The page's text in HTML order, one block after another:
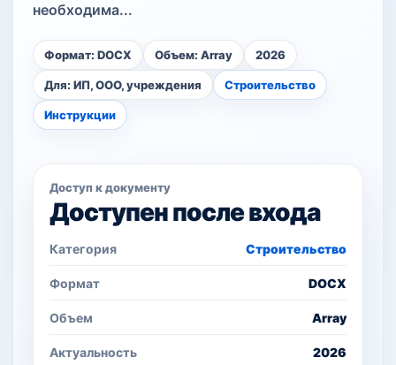
необходима...
Формат: DOCX Объем: Array 2026
Для: ИП, ООО, учреждения Строительство
Инструкции
Доступ к документу
Доступен после входа
Категория Строительство
Формат DOCX
Объем Array
Актуальность 2026